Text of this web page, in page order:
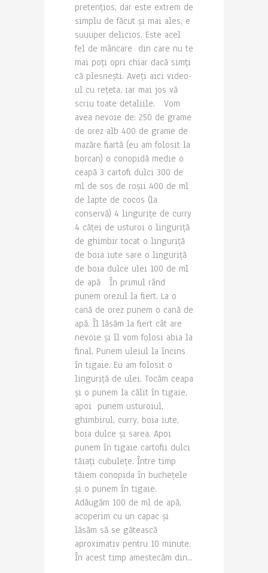
pretențios, dar este extrem de
simplu de făcut și mai ales, e
suuuper delicios. Este acel
fel de mâncare din care nu te
mai poți opri chiar dacă simți
că plesnești. Aveți aici video-
ul cu rețeta, iar mai jos vă
scriu toate detaliile. Vom
avea nevoie de: 250 de grame
de orez alb 400 de grame de
mazăre fiartă (eu am folosit la
borcan) o conopidă medie o
ceapă 3 cartofi dulci 300 de
ml de sos de roșii 400 de ml
de lapte de cocos (la
conservă) 4 lingurițe de curry
4 căței de usturoi o linguriță
de ghimbir tocat o linguriță
de boia iute sare o linguriță
de boia dulce ulei 100 de ml
de apă În primul rând
punem orezul la fiert. La o
cană de orez punem o cană de
apă. Îl lăsăm la fiert cât are
nevoie și îl vom folosi abia la
final. Punem uleiul la încins
în tigaie. Eu am folosit o
linguriță de ulei. Tocăm ceapa
și o punem la călit în tigaie,
apoi punem usturoiul,
ghimbirul, curry, boia iute,
boia dulce și sarea. Apoi
punem în tigaie cartofii dulci
tăiați cubulețe. Între timp
tăiem conopida în buchețele
și o punem în tigaie.
Adăugăm 100 de ml de apă,
acoperim cu un capac și
lăsăm să se gătească
aproximativ pentru 10 minute.
În acest timp amestecăm din...